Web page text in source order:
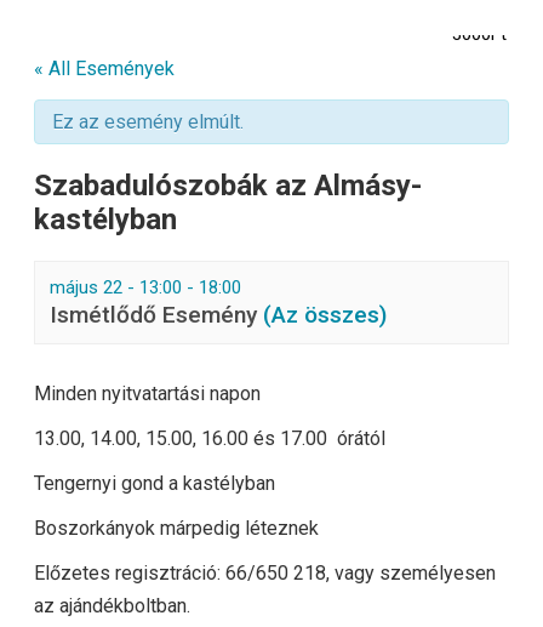
« All Események
Ez az esemény elmúlt.
Szabadulószobák az Almásy-
kastélyban
május 22 - 13:00 - 18:00
Ismétlődő Esemény (Az összes)
3000Ft
Minden nyitvatartási napon
13.00, 14.00, 15.00, 16.00 és 17.00 órától
Tengernyi gond a kastélyban
Boszorkányok márpedig léteznek
Előzetes regisztráció: 66/650 218, vagy személyesen
az ajándékboltban.